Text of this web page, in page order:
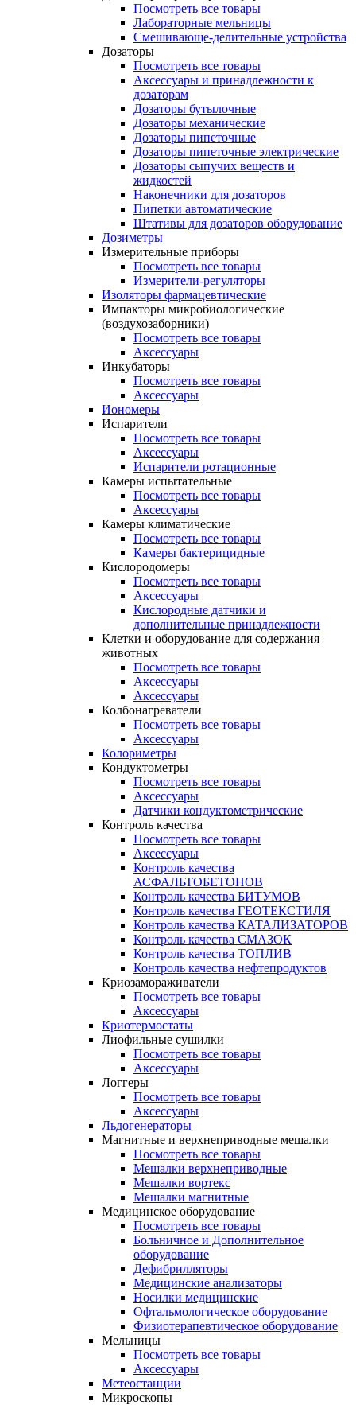
Посмотреть все товары
Лабораторные мельницы
Смешивающе-делительные устройства
Дозаторы
Посмотреть все товары
Аксессуары и принадлежности к
дозаторам
Дозаторы бутылочные
Дозаторы механические
Дозаторы пипеточные
Дозаторы пипеточные электрические
Дозаторы сыпучих веществ и
жидкостей
Наконечники для дозаторов
Пипетки автоматические
Штативы для дозаторов оборудование
Дозиметры
Измерительные приборы
Посмотреть все товары
Измерители-регуляторы
Изоляторы фармацевтические
Импакторы микробиологические
(воздухозаборники)
Посмотреть все товары
Аксессуары
Инкубаторы
Посмотреть все товары
Аксессуары
Иономеры
Испарители
Посмотреть все товары
Аксессуары
Испарители ротационные
Камеры испытательные
Посмотреть все товары
Аксессуары
Камеры климатические
Посмотреть все товары
Камеры бактерицидные
Кислородомеры
Посмотреть все товары
Аксессуары
Кислородные датчики и
дополнительные принадлежности
Клетки и оборудование для содержания
животных
Посмотреть все товары
Аксессуары
Аксессуары
Колбонагреватели
Посмотреть все товары
Аксессуары
Колориметры
Кондуктометры
Посмотреть все товары
Аксессуары
Датчики кондуктометрические
Контроль качества
Посмотреть все товары
Аксессуары
Контроль качества
АСФАЛЬТОБЕТОНОВ
Контроль качества БИТУМОВ
Контроль качества ГЕОТЕКСТИЛЯ
Контроль качества КАТАЛИЗАТОРОВ
Контроль качества СМАЗОК
Контроль качества ТОПЛИВ
Контроль качества нефтепродуктов
Криозамораживатели
Посмотреть все товары
Аксессуары
Криотермостаты
Лиофильные сушилки
Посмотреть все товары
Аксессуары
Логгеры
Посмотреть все товары
Аксессуары
Льдогенераторы
Магнитные и верхнеприводные мешалки
Посмотреть все товары
Мешалки верхнеприводные
Мешалки вортекс
Мешалки магнитные
Медицинское оборудование
Посмотреть все товары
Больничное и Дополнительное
оборудование
Дефибрилляторы
Медицинские анализаторы
Носилки медицинские
Офтальмологическое оборудование
Физиотерапевтическое оборудование
Мельницы
Посмотреть все товары
Аксессуары
Метеостанции
Микроскопы